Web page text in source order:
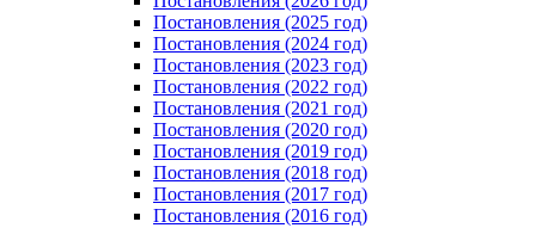
Постановления (2025 год)
Постановления (2024 год)
Постановления (2023 год)
Постановления (2022 год)
Постановления (2021 год)
Постановления (2020 год)
Постановления (2019 год)
Постановления (2018 год)
Постановления (2017 год)
Постановления (2016 год)